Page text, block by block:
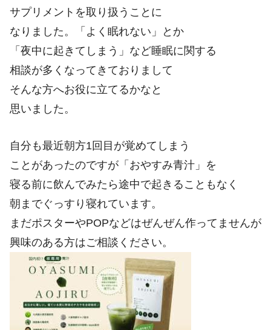
サプリメントを取り扱うことに
なりました。「よく眠れない」とか
「夜中に起きてしまう」など睡眠に関する
相談が多くなってきておりまして
そんな方へお役に立てるかなと
思いました。
自分も最近朝方1回目が覚めてしまう
ことがあったのですが「おやすみ青汁」を
寝る前に飲んでみたら途中で起きることもなく
朝までぐっすり寝れています。
まだポスターやPOPなどはぜんぜん作ってませんが
興味のある方はご相談ください。